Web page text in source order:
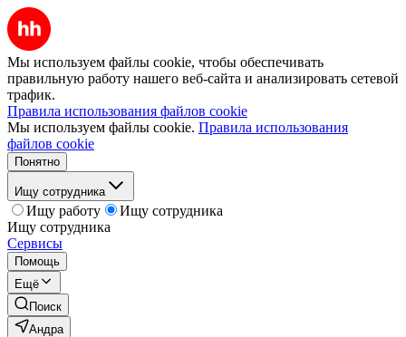
Мы используем файлы cookie, чтобы обеспечивать
правильную работу нашего веб-сайта и анализировать сетевой
трафик.
Правила использования файлов cookie
Мы используем файлы cookie. Правила использования
файлов cookie
Понятно
Ищу сотрудника
Ищу работу
Ищу сотрудника
Ищу сотрудника
Сервисы
Помощь
Ещё
Поиск
Андра